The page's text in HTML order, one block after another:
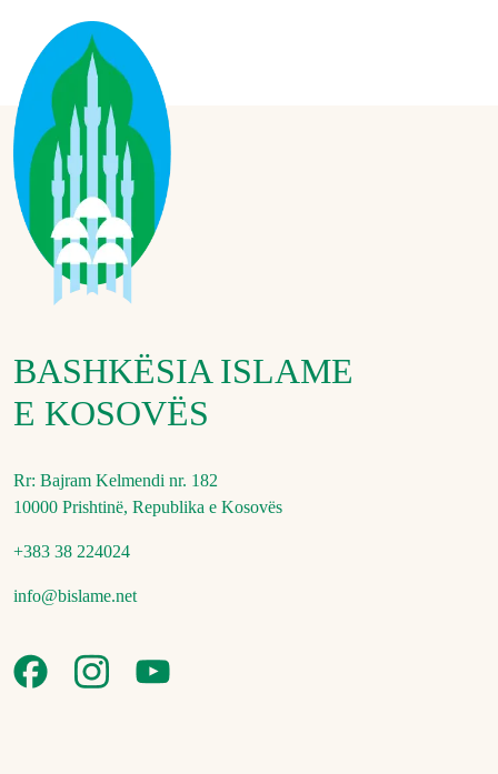
BASHKËSIA ISLAME
E KOSOVËS
Rr: Bajram Kelmendi nr. 182
10000 Prishtinë, Republika e Kosovës
+383 38 224024
info@bislame.net